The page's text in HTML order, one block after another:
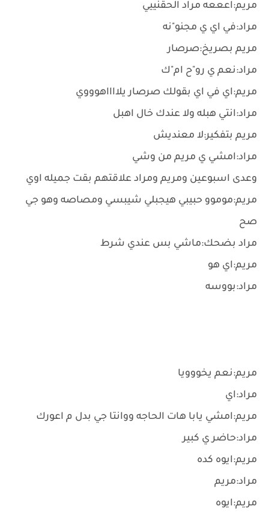
مريم:اعععه مراد الحقنييي
مراد:في اي ي مجنو"نه
مريم بصريخ:صرصار
مراد:نعم ي رو"ح ام"ك
مريم:اي في اي بقولك صرصار يلااااهوووي
مراد:انتي هبله ولا عندك خال اهبل
مريم بتفكير:لا معنديش
مراد:امشي ي مريم من وشي
وعدى اسبوعين ومريم ومراد علاقتهم بقت جميله اوي
مريم:موموو حبيبي هيجبلي شيبسي ومصاصه وهو جي
صح
مراد بضحك:ماشي بس عندي شرط
مريم:اي هو
مراد:بووسه
مريم:نعم يخووويا
مراد:اي
مريم:امشي يابا هات الحاجه ووانتا جي بدل م اعورك
مراد:حاضر ي كبير
مريم:ايوه كده
مراد:مريم
مريم:ايوه